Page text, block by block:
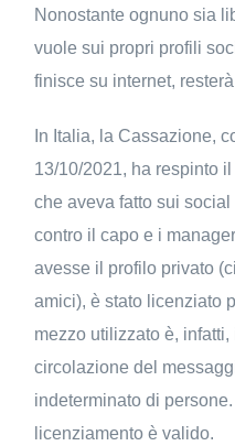
Nonostante ognuno sia
vuole sui propri profili
finisce su internet,
In Italia, la Cassazione,
13/10/2021, ha respinto
che aveva fatto sui
contro il capo e i
avesse il profilo privato
amici), è stato licenziato
mezzo utilizzato è,
circolazione del
indeterminato di
licenziamento è valido.